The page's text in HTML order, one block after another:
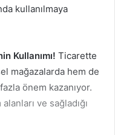
kullanılmaya
Kullanımı! Ticarette
mağazalarda hem de
önem kazanıyor.
ve sağladığı